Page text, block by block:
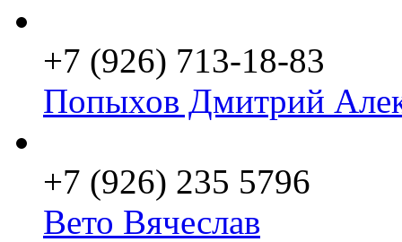
+7 (926) 713-18-83
Попыхов Дмитрий
+7 (926) 235 5796
Вето Вячеслав